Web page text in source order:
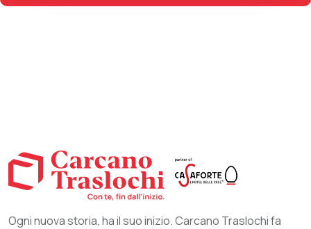
Ogni nuova storia, ha il suo inizio. Carcano Traslochi fa